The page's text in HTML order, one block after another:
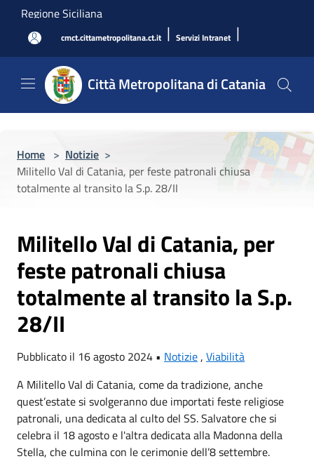
Salta al contenuto principale
Regione Siciliana
cmct.cittametropolitana.ct.it | Servizi Intranet |
Città Metropolitana di Catania
Home > Notizie >
Militello Val di Catania, per feste patronali chiusa
totalmente al transito la S.p. 28/II
Militello Val di Catania, per
feste patronali chiusa
totalmente al transito la S.p.
28/II
Pubblicato il 16 agosto 2024 • Notizie, Viabilità
A Militello Val di Catania, come da tradizione, anche
quest’estate si svolgeranno due importati feste religiose
patronali, una dedicata al culto del SS. Salvatore che si
celebra il 18 agosto e l'altra dedicata alla Madonna della
Stella, che culmina con le cerimonie dell’8 settembre.